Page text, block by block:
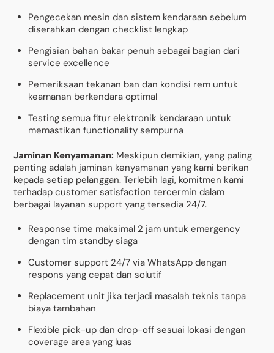
Pengecekan mesin dan sistem kendaraan sebelum
diserahkan dengan checklist lengkap
Pengisian bahan bakar penuh sebagai bagian dari
service excellence
Pemeriksaan tekanan ban dan kondisi rem untuk
keamanan berkendara optimal
Testing semua fitur elektronik kendaraan untuk
memastikan functionality sempurna
Jaminan Kenyamanan: Meskipun demikian, yang paling
penting adalah jaminan kenyamanan yang kami berikan
kepada setiap pelanggan. Terlebih lagi, komitmen kami
terhadap customer satisfaction tercermin dalam
berbagai layanan support yang tersedia 24/7.
Response time maksimal 2 jam untuk emergency
dengan tim standby siaga
Customer support 24/7 via WhatsApp dengan
respons yang cepat dan solutif
Replacement unit jika terjadi masalah teknis tanpa
biaya tambahan
Flexible pick-up dan drop-off sesuai lokasi dengan
coverage area yang luas